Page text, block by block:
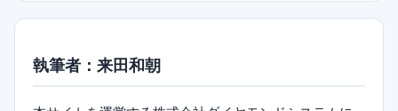
執筆者：来田和朝